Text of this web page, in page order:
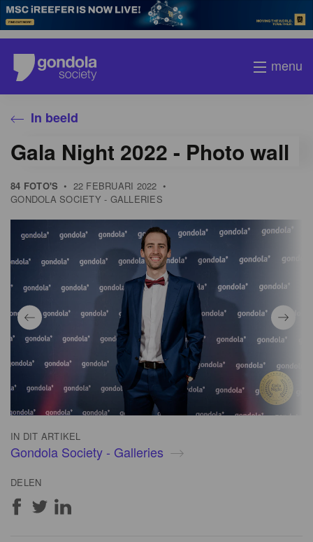
menu
In beeld
Gala Night 2022 - Photo wall
84 FOTO'S • 22 FEBRUARI 2022 •
GONDOLA SOCIETY - GALLERIES
IN DIT ARTIKEL
Gondola Society - Galleries
DELEN